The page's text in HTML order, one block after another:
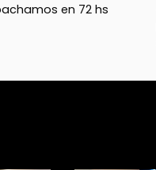
en 72 hs